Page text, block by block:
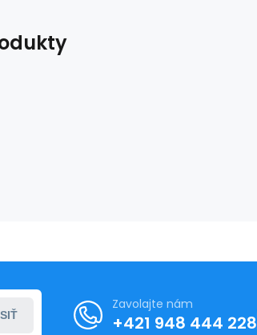
Zavolajte nám
+421 948 444 228